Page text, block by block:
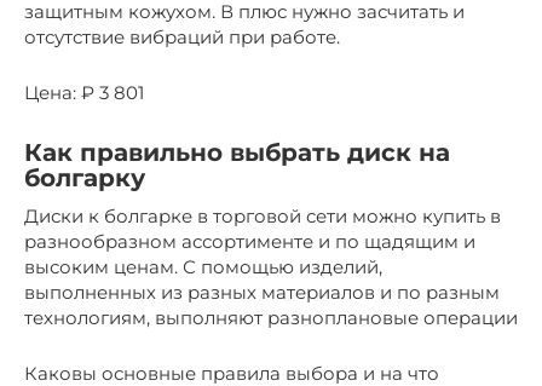
защитным кожухом. В плюс нужно засчитать и
отсутствие вибраций при работе.
Цена: ₽ 3 801
Как правильно выбрать диск на
болгарку
Диски к болгарке в торговой сети можно купить в
разнообразном ассортименте и по щадящим и
высоким ценам. С помощью изделий,
выполненных из разных материалов и по разным
технологиям, выполняют разноплановые операции
Каковы основные правила выбора и на что